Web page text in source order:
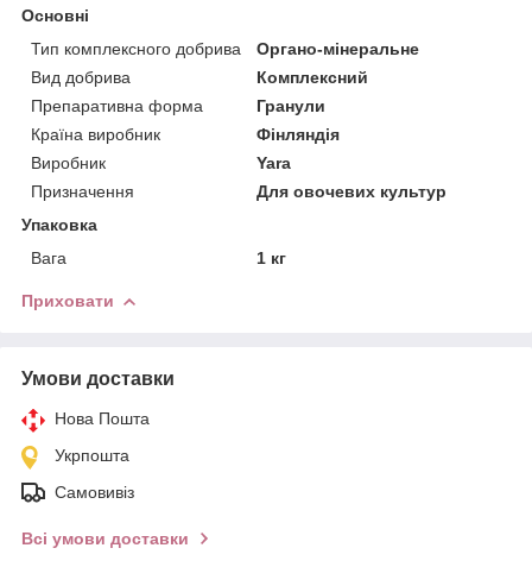
Основні
Тип комплексного добрива
Органо-мінеральне
Вид добрива
Комплексний
Препаративна форма
Гранули
Країна виробник
Фінляндія
Виробник
Yara
Призначення
Для овочевих культур
Упаковка
Вага
1 кг
Приховати
Умови доставки
Нова Пошта
Укрпошта
Самовивіз
Всі умови доставки